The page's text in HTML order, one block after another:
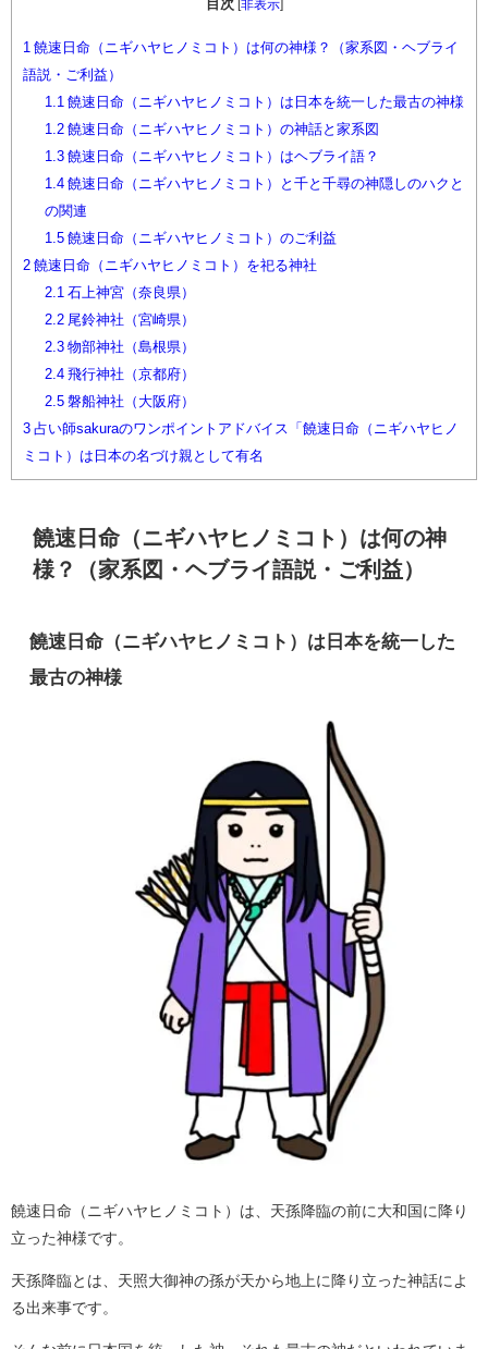
目次 非表示]
1 饒速日命（ニギハヤヒノミコト）は何の神様？（家系図・ヘブライ
語説・ご利益）
1.1 饒速日命（ニギハヤヒノミコト）は日本を統一した最古の神様
1.2饒速日命（ニギハヤヒノミコト）の神話と家系図
1.3饒速日命（ニギハヤヒノミコト）はヘブライ語？
1.4饒速日命（ニギハヤヒノミコト）と千と千尋の神隠しのハクと
の関連
1.5饒速日命（ニギハヤヒノミコト）のご利益
2 饒速日命（ニギハヤヒノミコト）を祀る神社
2.1 石上神宮（奈良県）
2.2尾鈴神社（宮崎県）
2.3物部神社（島根県）
2.4飛行神社（京都府）
2.5磐船神社（大阪府）
3 占い師sakuraのワンポイントアドバイス「饒速日命（ニギハヤヒノ
ミコト）は日本の名づけ親として有名
饒速日命（ニギハヤヒノミコト）は何の神
様？（家系図・ヘブライ語説・ご利益）
饒速日命（ニギハヤヒノミコト）は日本を統一した
最古の神様
饒速日命（ニギハヤヒノミコト）は、天孫降臨の前に大和国に降り
立った神様です。
天孫降臨とは、天照大御神の孫が天から地上に降り立った神話によ
る出来事です。